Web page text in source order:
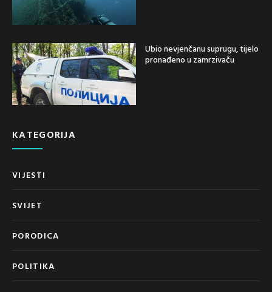
Ubio nevjenčanu suprugu, tijelo
pronađeno u zamrzivaču
KATEGORIJA
VIJESTI
SVIJET
PORODICA
POLITIKA